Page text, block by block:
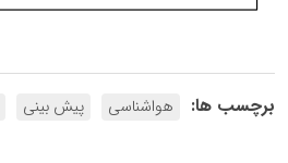
برچسب ها: هواشناسی پیش بینی